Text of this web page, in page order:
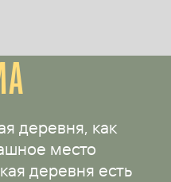
деревня, как
место
деревня есть